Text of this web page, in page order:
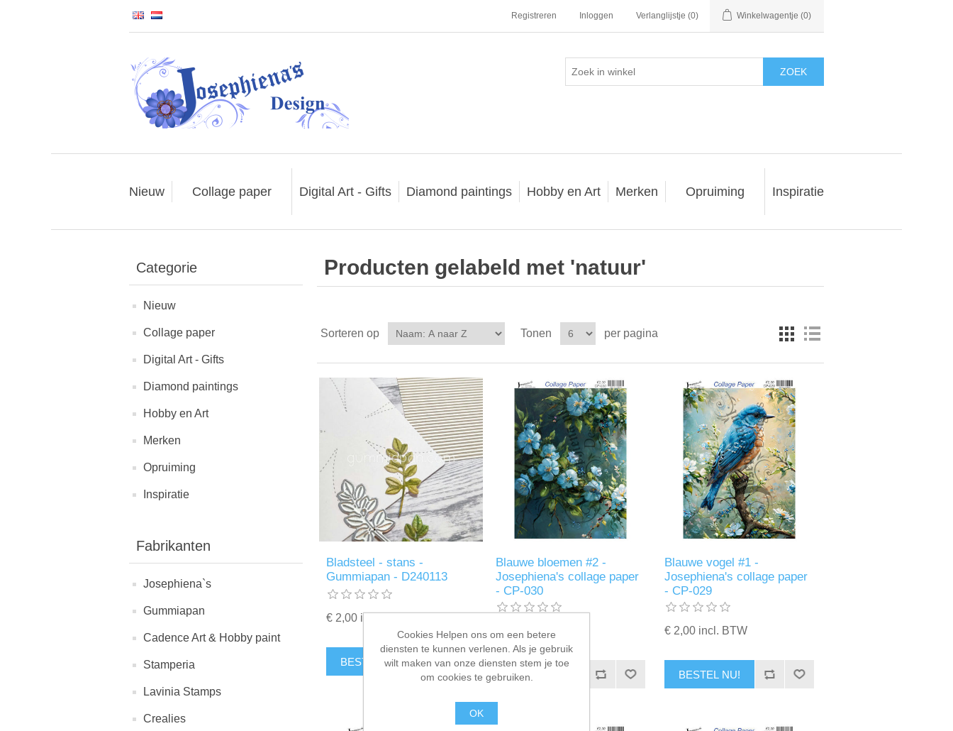
Registreren Inloggen Verlanglijstje (0) Winkelwagentje (0)
ZOEK
Nieuw Collage paper Digital Art - Gifts Diamond paintings Hobby en Art Merken Opruiming Inspiratie
Categorie
Nieuw
Collage paper
Digital Art - Gifts
Diamond paintings
Hobby en Art
Merken
Opruiming
Inspiratie
Fabrikanten
Josephiena`s
Gummiapan
Cadence Art & Hobby paint
Stamperia
Lavinia Stamps
Crealies
Producten gelabeld met 'natuur'
Sorteren op Tonen per pagina
Bladsteel - stans -
Gummiapan - D240113
€ 2,00 incl. BTW
BESTEL NU!
Blauwe bloemen #2 -
Josephiena's collage paper
- CP-030
€ 2,00 incl. BTW
BESTEL NU!
Blauwe vogel #1 -
Josephiena's collage paper
- CP-029
€ 2,00 incl. BTW
BESTEL NU!
Cookies Helpen ons om een betere
diensten te kunnen verlenen. Als je gebruik
wilt maken van onze diensten stem je toe
om cookies te gebruiken.
OK